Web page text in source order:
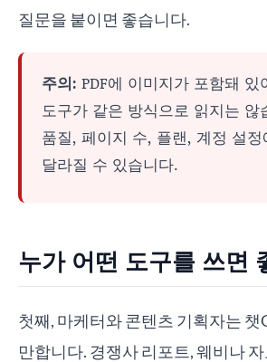
질문을 붙이면 좋습니다.
주의: PDF에 이미지가 포함돼 있
도구가 같은 방식으로 읽지는 않
품질, 페이지 수, 플랜, 계정 설
달라질 수 있습니다.
누가 어떤 도구를 쓰면
첫째, 마케터와 콘텐츠 기획자는 챗
만합니다. 경쟁사 리포트, 웨비나